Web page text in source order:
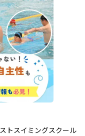
トスイミングスクール